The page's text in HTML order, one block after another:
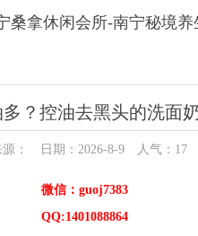
桑拿休闲会所-南宁秘境
？控油去黑头的洗面
： 日期：2026-8-9 人气： 17
微信：guoj7383
QQ:1401088864